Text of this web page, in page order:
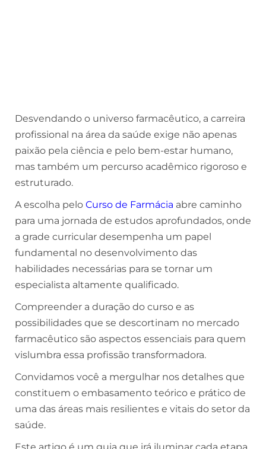
Desvendando o universo farmacêutico, a carreira
profissional na área da saúde exige não apenas
paixão pela ciência e pelo bem-estar humano,
mas também um percurso acadêmico rigoroso e
estruturado.
A escolha pelo Curso de Farmácia abre caminho
para uma jornada de estudos aprofundados, onde
a grade curricular desempenha um papel
fundamental no desenvolvimento das
habilidades necessárias para se tornar um
especialista altamente qualificado.
Compreender a duração do curso e as
possibilidades que se descortinam no mercado
farmacêutico são aspectos essenciais para quem
vislumbra essa profissão transformadora.
Convidamos você a mergulhar nos detalhes que
constituem o embasamento teórico e prático de
uma das áreas mais resilientes e vitais do setor da
saúde.